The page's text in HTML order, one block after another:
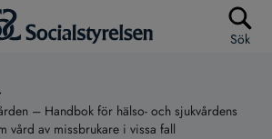
Sök
– Handbok för hälso- och sjukvårdens
vård av missbrukare i vissa fall